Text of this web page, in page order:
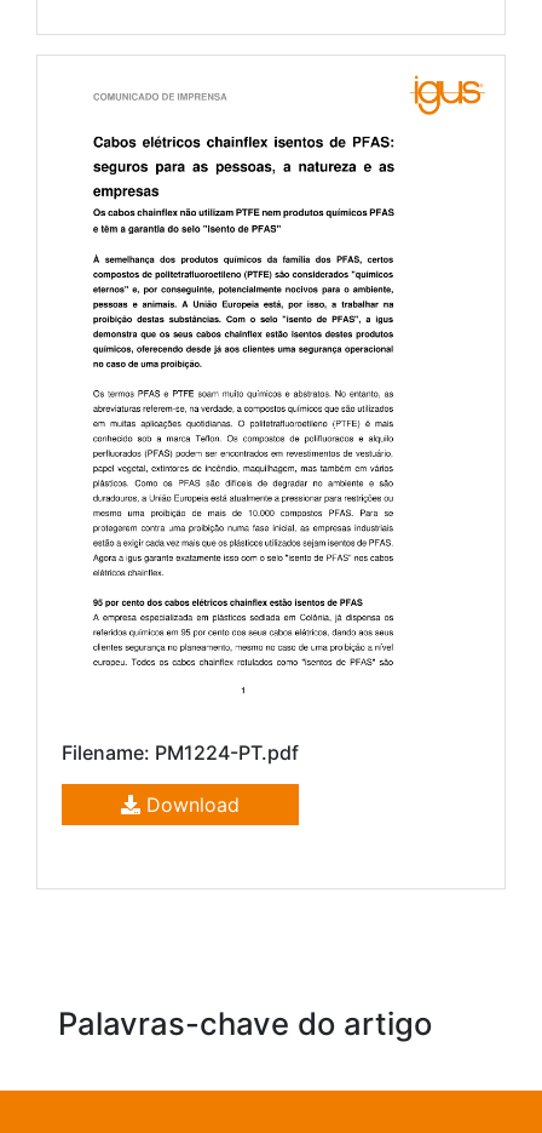
Filename: PM1224-PT.pdf
Download
Palavras-chave do artigo